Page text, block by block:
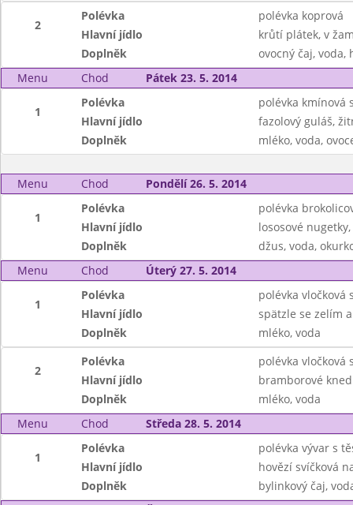
2
Polévka
polévka koprová
Hlavní jídlo
krůtí plátek, v
Doplněk
ovocný čaj, voda,
Menu
Chod Pátek 23. 5. 2014
1
Polévka
polévka kmínová
Hlavní jídlo
fazolový guláš,
Doplněk
mléko, voda,
Menu Chod Pondělí 26. 5. 2014
1
Polévka
polévka
Hlavní jídlo
lososové
Doplněk
džus, voda,
Menu
Chod Úterý 27. 5. 2014
1
Polévka
polévka vločková
Hlavní jídlo
spätzle se zelím
Doplněk
mléko, voda
2
Polévka
polévka vločková
Hlavní jídlo
bramborové
Doplněk
mléko, voda
Menu
Chod Středa 28. 5. 2014
1
Polévka
polévka vývar s
Hlavní jídlo
hovězí svíčková
Doplněk
bylinkový čaj,